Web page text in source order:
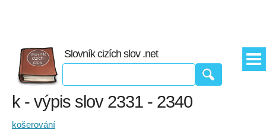
Slovník cizích slov .net
k - výpis slov 2331 - 2340
košerování